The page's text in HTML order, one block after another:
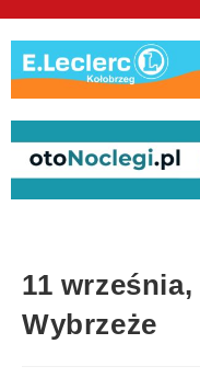
11
Wybrzeże